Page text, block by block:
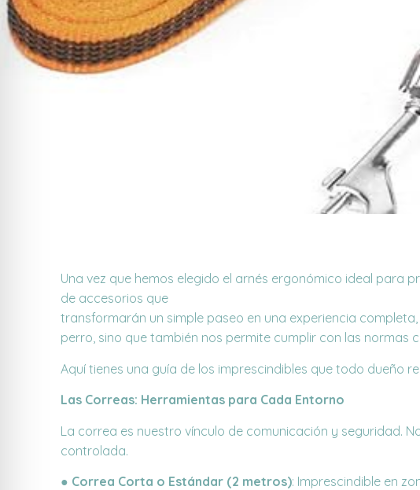
Una vez que hemos elegido el arnés ergonómico ideal para
de accesorios que
transformarán un simple paseo en una experiencia
perro, sino que también nos permite cumplir con las normas
Aquí tienes una guía de los imprescindibles que todo dueño
Las Correas: Herramientas para Cada Entorno
La correa es nuestro vínculo de comunicación y seguridad.
controlada.
● Correa Corta o Estándar (2 metros): Imprescindible en